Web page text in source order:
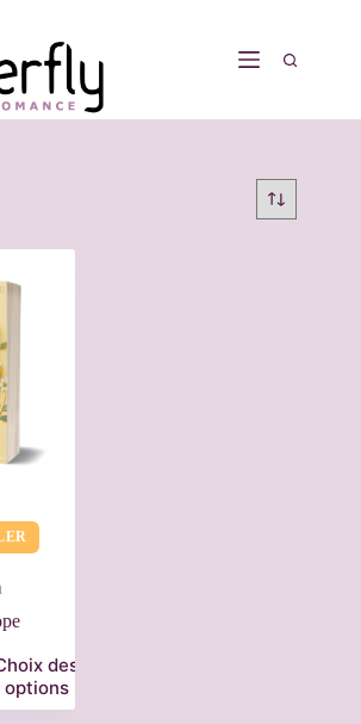
des
options